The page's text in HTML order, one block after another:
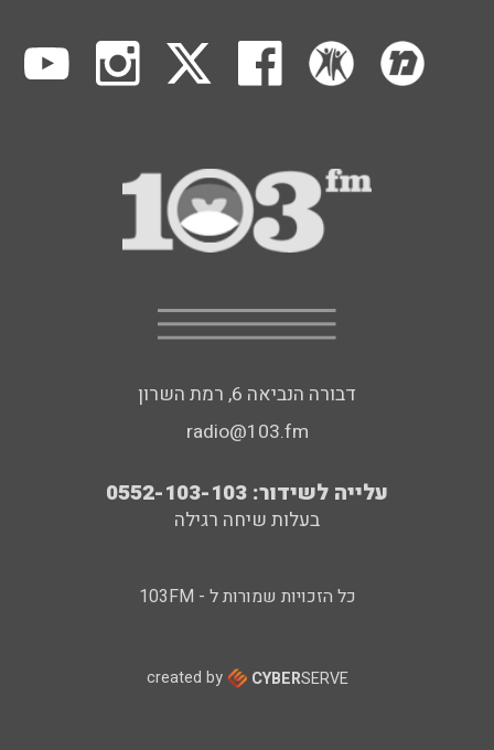
דבורה הנביאה 6, רמת השרון
radio@103.fm
עלייה לשידור: 0552-103-103
בעלות שיחה רגילה
כל הזכויות שמורות ל - 103FM
created by CYBERSERVE